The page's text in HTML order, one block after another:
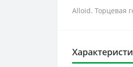
Alloid. Торцевая